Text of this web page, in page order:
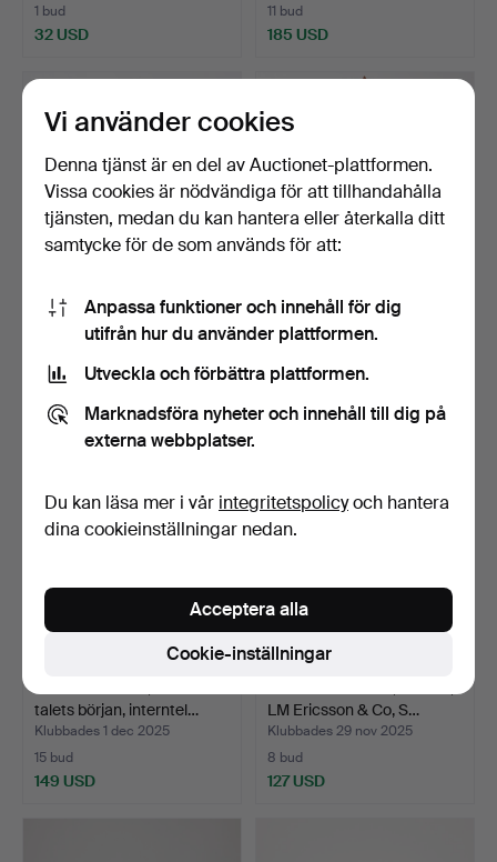
1 bud
32 USD
11 bud
185 USD
VÄGGTELEFON,
interntelefon, 1900-talets
14 bud
101 USD
VÄGGTELEFON, LM
Ericsson, 1900-talets börj…
19 bud
118 USD
talets början, interntel…
Klubbades 1 dec 2025
15 bud
149 USD
LM Ericsson & Co, S…
Klubbades 29 nov 2025
8 bud
127 USD
Vi använder cookies
Denna tjänst är en del av Auctionet-plattformen.
Vissa cookies är nödvändiga för att tillhandahålla
tjänsten, medan du kan hantera eller återkalla ditt
samtycke för de som används för att:
Anpassa funktioner och innehåll för dig
utifrån hur du använder plattformen.
Utveckla och förbättra plattformen.
Marknadsföra nyheter och innehåll till dig på
externa webbplatser.
Du kan läsa mer i vår integritetspolicyoch hantera
dina cookieinställningar nedan.
Cookie-inställningar
Acceptera alla